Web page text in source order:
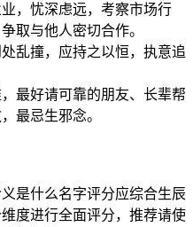
，忧深虑远，考察市场行
取与他人密切合作。
乱撞，应持之以恒，执意追
最好请可靠的朋友、长辈帮
最忌生邪念。
是什么名字评分应综合生辰
度进行全面评分，推荐请使